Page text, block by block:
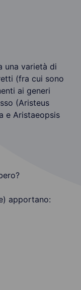
una varietà di
(fra cui sono
ai generi
(Aristeus
e Aristaeopsis
apportano: